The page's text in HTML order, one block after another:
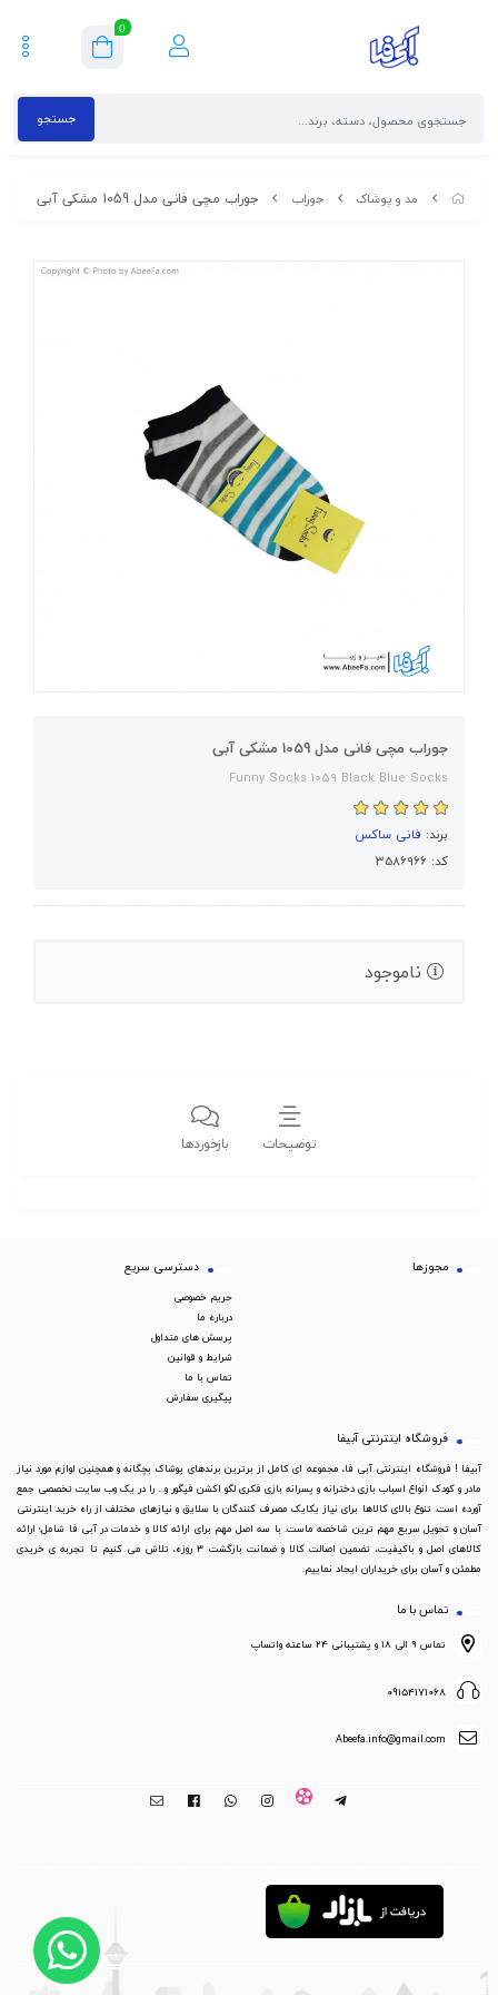
0
جستجو
مد و پوشاک جوراب جوراب مچی فانی مدل 1059 مشکی آبی
جوراب مچی فانی مدل 1059 مشکی آبی
Funny Socks 1059 Black Blue Socks
برند: فانی ساکس
کد: 3586966
ناموجود
توضیحات بازخوردها
مجوزها دسترسی سریع
حریم خصوصی
درباره ما
پرسش های متداول
شرایط و قوانین
تماس با ما
پیگیری سفارش
فروشگاه اینترنتی آبیفا
آبیفا ! فروشگاه اینترنتی آبی فا، مجموعه ای کامل از برترین برندهای پوشاک بچگانه و همچنین لوازم مورد نیاز
مادر و کودک انواع اسباب بازی دخترانه و پسرانه بازی فکری لگو اکشن فیگور و... را در یک وب سایت تخصصی جمع
آورده است. تنوع بالای کالاها برای نیاز یکایک مصرف کنندگان با سلایق و نیازهای مختلف از راه خرید اینترنتی
آسان و تحویل سریع مهم ترین شاخصه ماست. با سه اصل مهم برای ارائه کالا و خدمات در آبی فا شامل؛ ارائه
کالاهای اصل و باکیفیت، تضمین اصالت کالا و ضمانت بازگشت 3 روزه، تلاش می کنیم تا تجربه ی خریدی
مطمئن و آسان برای خریداران ایجاد نماییم.
تماس با ما
تماس ۹ الی ۱۸ و پشتیبانی ۲۴ ساعته واتساپ
09154171068
Abeefa.info@gmail.com